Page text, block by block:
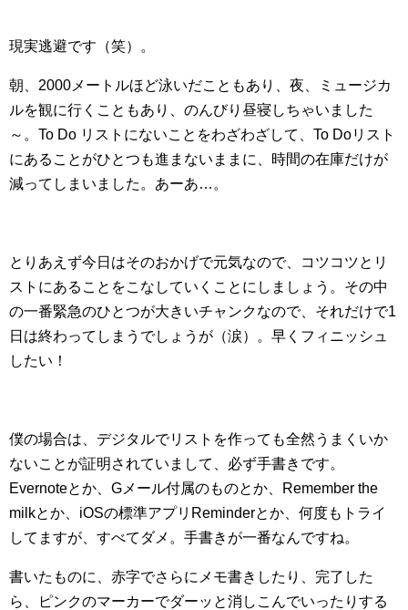
現実逃避です（笑）。
朝、2000メートルほど泳いだこともあり、夜、ミュージカ
ルを観に行くこともあり、のんびり昼寝しちゃいました
～。To Do リストにないことをわざわざして、To Doリスト
にあることがひとつも進まないままに、時間の在庫だけが
減ってしまいました。あーあ…。
とりあえず今日はそのおかげで元気なので、コツコツとリ
ストにあることをこなしていくことにしましょう。その中
の一番緊急のひとつが大きいチャンクなので、それだけで1
日は終わってしまうでしょうが（涙）。早くフィニッシュ
したい！
僕の場合は、デジタルでリストを作っても全然うまくいか
ないことが証明されていまして、必ず手書きです。
Evernoteとか、Gメール付属のものとか、Remember the
milkとか、iOSの標準アプリReminderとか、何度もトライ
してますが、すべてダメ。手書きが一番なんですね。
書いたものに、赤字でさらにメモ書きしたり、完了した
ら、ピンクのマーカーでダーッと消しこんでいったりする